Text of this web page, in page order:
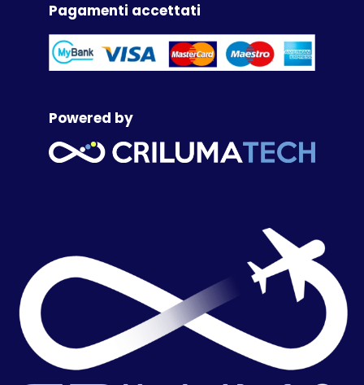
Pagamenti accettati
Powered by